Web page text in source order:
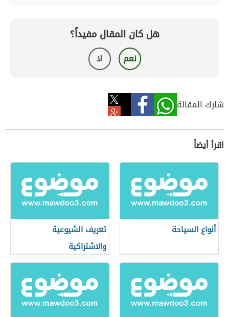
هل كان المقال مفيداً؟
نعم لا
شارك المقالة
اقرأ أيضاً
أنواع السياحة
تعريف الشيوعية
والاشتراكية